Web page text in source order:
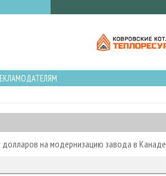
долларов на модернизацию завода в Канаде